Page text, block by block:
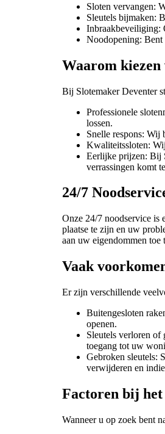
Sloten vervangen:
Sleutels bijmaken:
Inbraakbeveiliging:
Noodopening: Bent
Waarom
Bij Slotemaker Deventer
Professionele
lossen.
Snelle respons: Wij
Kwaliteitssloten:
Eerlijke prijzen: Bij
verrassingen komt
24/7
Onze 24/7 noodservice is
plaatse te zijn en uw
aan uw eigendommen toe
Vaak
Er zijn verschillende
Buitengesloten
openen.
Sleutels verloren of
toegang tot uw
Gebroken sleutels:
verwijderen en
Factoren bij het
Wanneer u op zoek bent